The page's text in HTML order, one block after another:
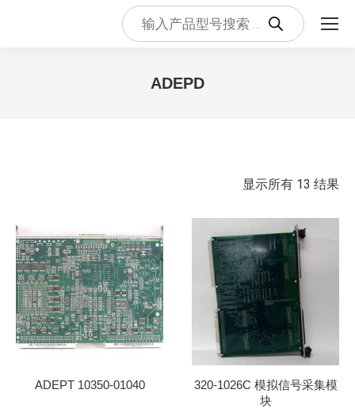
Products
search
ADEPD
显示所有 13 结果按
新
ADEPT 10350-01040
320-1026C 模拟信号采集模
块